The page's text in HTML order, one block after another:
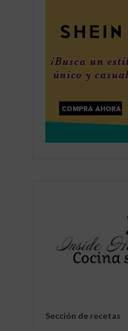
Sección de recetas